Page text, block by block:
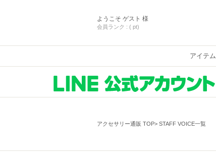
ようこそ ゲスト 様
会員ランク : ( pt)
アイテム
アクセサリー通販 TOP STAFF VOICE一覧